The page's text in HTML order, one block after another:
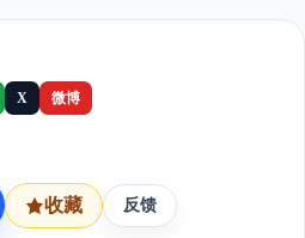
X 微博
收藏 反馈